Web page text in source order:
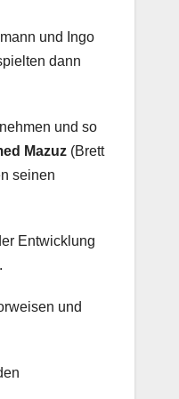
und Ingo
dann
und so
Mazuz (Brett
seinen
Entwicklung
und